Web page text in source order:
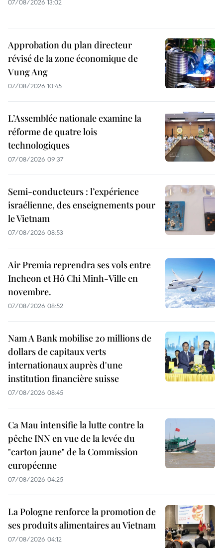
07/08/2026 13:02
Approbation du plan directeur
révisé de la zone économique de
Vung Ang
07/08/2026 10:45
L’Assemblée nationale examine la
réforme de quatre lois
technologiques
07/08/2026 09:37
Semi-conducteurs : l’expérience
israélienne, des enseignements pour
le Vietnam
07/08/2026 08:53
Air Premia reprendra ses vols entre
Incheon et Hô Chi Minh-Ville en
novembre.
07/08/2026 08:52
Nam A Bank mobilise 20 millions de
dollars de capitaux verts
internationaux auprès d'une
institution financière suisse
07/08/2026 08:45
Ca Mau intensifie la lutte contre la
pêche INN en vue de la levée du
"carton jaune" de la Commission
européenne
07/08/2026 04:25
La Pologne renforce la promotion de
ses produits alimentaires au Vietnam
07/08/2026 04:12